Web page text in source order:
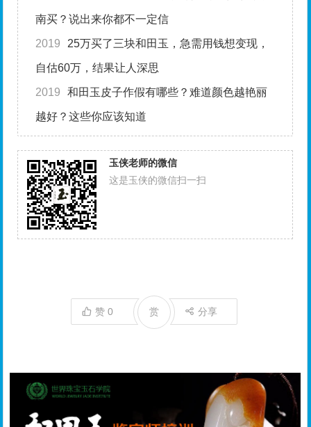
南买？说出来你都不一定信
2019 25万买了三块和田玉，急需用钱想变现，
自估60万，结果让人深思
2019 和田玉皮子作假有哪些？难道颜色越艳丽
越好？这些你应该知道
玉侠老师的微信
这是玉侠的微信扫一扫
赞0 分享
赏